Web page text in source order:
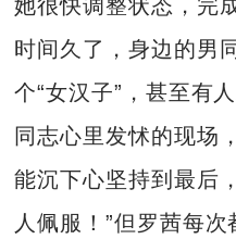
她很快调整状态，完
时间久了，身边的男
个“女汉子”，甚至有
同志心里发怵的现场
能沉下心坚持到最后
人佩服！”但罗茜每